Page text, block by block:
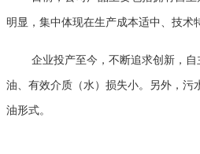
明显，集中体现在生产成本适中、技术
企业投产至今，不断追求创新，自主
油、有效介质（水）损失小。另外，污
油形式。